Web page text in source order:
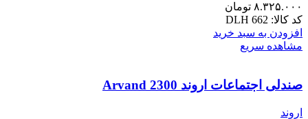
۸.۳۲۵.۰۰۰ تومان
کد کالا: DLH 662
افزودن به سبد خرید
مشاهده سریع
صندلی اجتماعات اروند Arvand 2300
اروند